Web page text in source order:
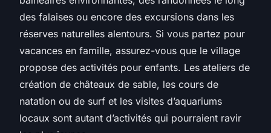
des falaises ou encore des excursions dans les
réserves naturelles alentours. Si vous partez pour
vacances en famille, assurez-vous que le village
propose des activités pour enfants. Les ateliers de
création de châteaux de sable, les cours de
natation ou de surf et les visites d’aquariums
locaux sont autant d’activités qui pourraient ravir